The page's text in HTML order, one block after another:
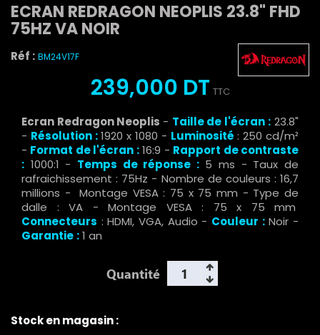
ECRAN REDRAGON NEOPLIS 23.8" FHD
75HZ VA NOIR
Réf : BM24V17F
239,000 DT TTC
Ecran Redragon Neoplis - Taille de l'écran : 23.8"
- Résolution :1920 x 1080 - Luminosité : 250 cd/m²
- Format de l'écran :16:9 - Rapport de contraste
: 1000:1 - Temps de réponse :5 ms - Taux de
rafraichissement : 75Hz - Nombre de couleurs : 16,7
millions -
Montage VESA : 75 x 75 mm - Type de
dalle : VA - Montage VESA : 75 x 75 mm
Connecteurs : HDMI, VGA, Audio - Couleur :Noir -
Garantie :1 an
Quantité
Stock en magasin :